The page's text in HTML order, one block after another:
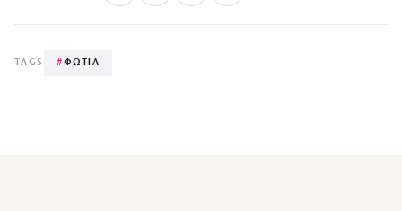
TAGS #ΦΩΤΙΑ